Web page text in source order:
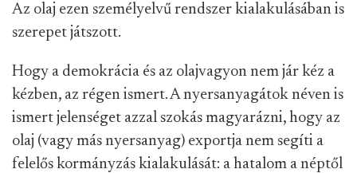
Az olaj ezen személyelvű rendszer kialakulásában is
szerepet játszott.
Hogy a demokrácia és az olajvagyon nem jár kéz a
kézben, az régen ismert. A nyersanyagátok néven is
ismert jelenséget azzal szokás magyarázni, hogy az
olaj (vagy más nyersanyag) exportja nem segíti a
felelős kormányzás kialakulását: a hatalom a néptől